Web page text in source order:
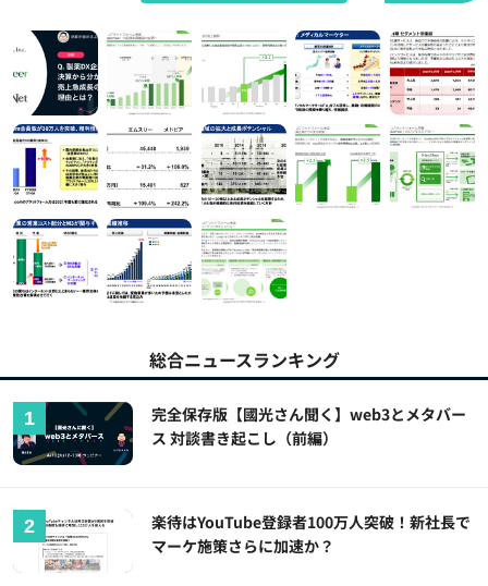
総合ニュースランキング
完全保存版【國光さん聞く】web3とメタバー
ス 対談書き起こし（前編）
楽待はYouTube登録者100万人突破！新社長で
マーケ施策さらに加速か？